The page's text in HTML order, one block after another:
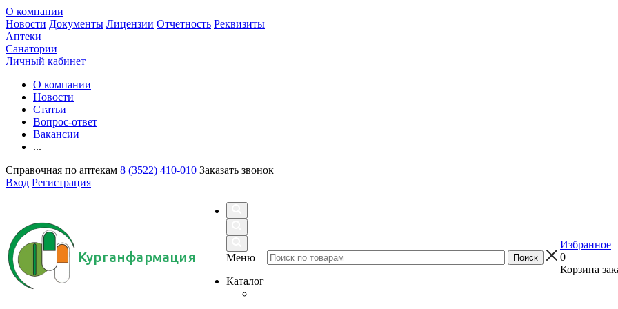
О компании
Новости Документы Лицензии Отчетность Реквизиты
Аптеки
Санатории
Личный кабинет
О компании
Новости
Статьи
Вопрос-ответ
Вакансии
...
Справочная по аптекам 8 (3522) 410-010 Заказать звонок
Вход Регистрация
Курганфармация
Меню
Каталог
Избранное
0
Корзина